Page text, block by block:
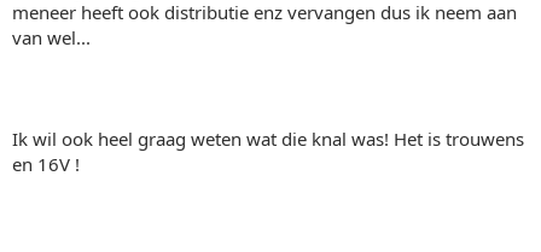
meneer heeft ook distributie enz vervangen dus ik neem aan
van wel...
Ik wil ook heel graag weten wat die knal was! Het is trouwens
en 16V !